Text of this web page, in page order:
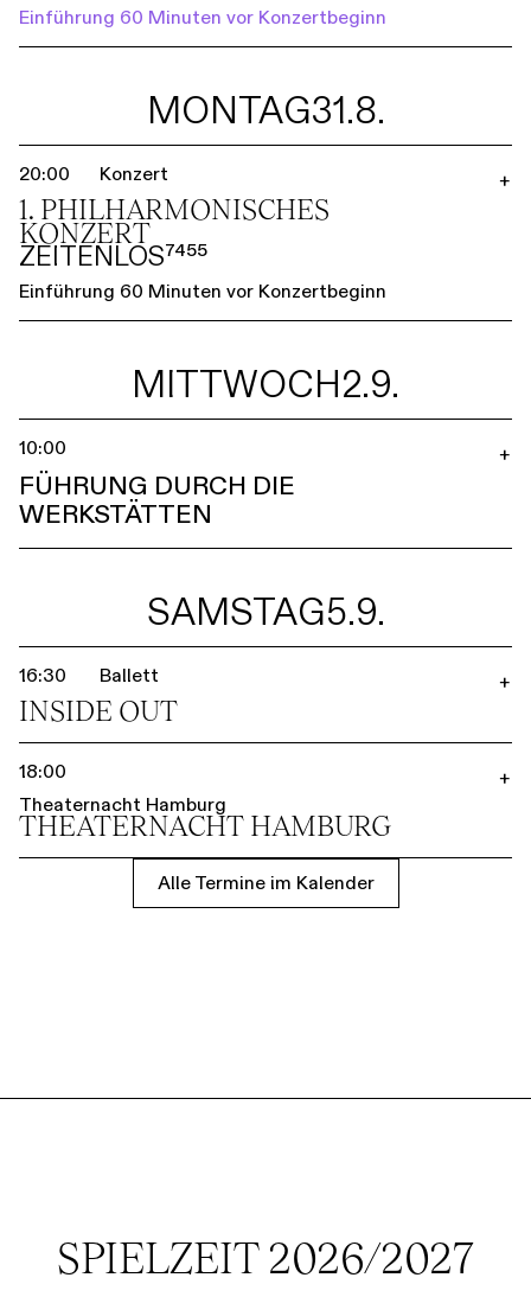
Einführung 60 Minuten vor Konzertbeginn
MONTAG31.8.
20:00 Konzert
1. PHILHARMO­NISCHES
KONZERT
ZEITENLOS⁷⁴⁵⁵
Einführung 60 Minuten vor Konzertbeginn
+
MITTWOCH2.9.
10:00
FÜHRUNG DURCH DIE
WERKSTÄTTEN
+
SAMSTAG5.9.
16:30 Ballett
INSIDE OUT
+
18:00
Theaternacht Hamburg
THEATER­NACHT HAMBURG
+
Alle Termine im Kalender
SPIELZEIT 2026/2027